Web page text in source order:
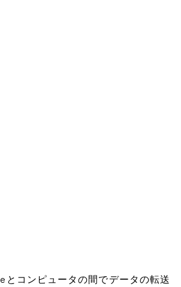
とコンピュータの間でデータの転送